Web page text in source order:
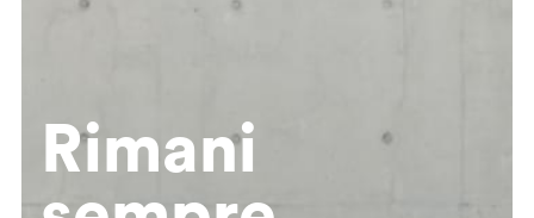
Rimani